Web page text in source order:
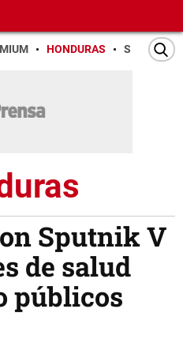
HONDURAS SAN PEDRO
Sputnik V
de salud
públicos